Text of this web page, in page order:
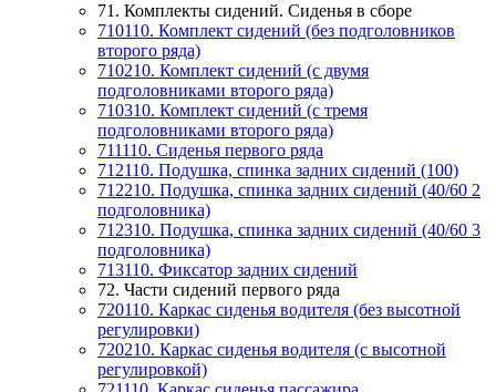
71. Комплекты сидений. Сиденья в сборе
710110. Комплект сидений (без подголовников
второго ряда)
710210. Комплект сидений (с двумя
подголовниками второго ряда)
710310. Комплект сидений (с тремя
подголовниками второго ряда)
711110. Сиденья первого ряда
712110. Подушка, спинка задних сидений (100)
712210. Подушка, спинка задних сидений (40/60 2
подголовника)
712310. Подушка, спинка задних сидений (40/60 3
подголовника)
713110. Фиксатор задних сидений
72. Части сидений первого ряда
720110. Каркас сиденья водителя (без высотной
регулировки)
720210. Каркас сиденья водителя (с высотной
регулировкой)